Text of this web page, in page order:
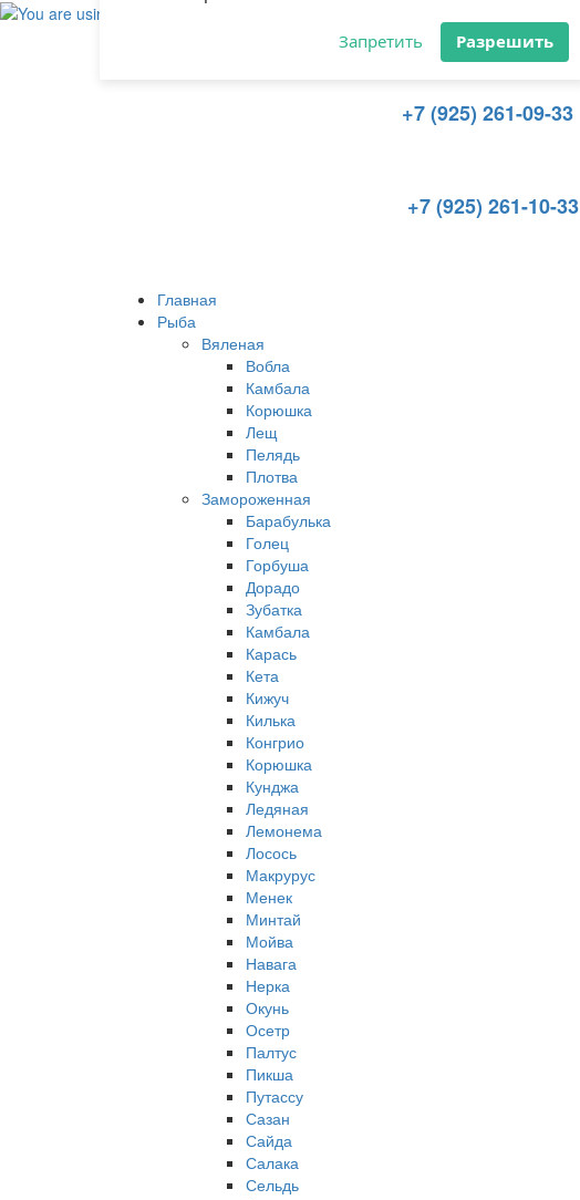
Разрешите сайту optom-riba.ru
отправлять вам уведомления на
Запретить Разрешить
×
+7 (925) 261-09-33
+7 (925) 261-10-33
Главная
Рыба
Вяленая
Вобла
Камбала
Корюшка
Лещ
Пелядь
Плотва
Замороженная
Барабулька
Голец
Горбуша
Дорадо
Зубатка
Камбала
Карась
Кета
Кижуч
Килька
Конгрио
Корюшка
Кунджа
Ледяная
Лемонема
Лосось
Макрурус
Менек
Минтай
Мойва
Навага
Нерка
Окунь
Осетр
Палтус
Пикша
Путассу
Сазан
Сайда
Салака
Сельдь